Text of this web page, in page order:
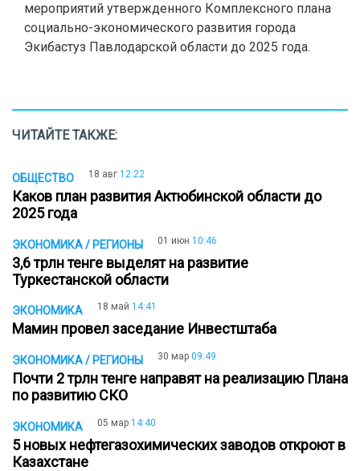
мероприятий утвержденного Комплексного плана
социально-экономического развития города
Экибастуз Павлодарской области до 2025 года.
ЧИТАЙТЕ ТАКЖЕ:
ОБЩЕСТВО 18 авг 12:22
Каков план развития Актюбинской области до
2025 года
ЭКОНОМИКА / РЕГИОНЫ 01 июн 10:46
3,6 трлн тенге выделят на развитие
Туркестанской области
ЭКОНОМИКА 18 май 14:41
Мамин провел заседание Инвестштаба
ЭКОНОМИКА / РЕГИОНЫ 30 мар 09:49
Почти 2 трлн тенге направят на реализацию Плана
по развитию СКО
ЭКОНОМИКА 05 мар 14:40
5 новых нефтегазохимических заводов откроют в
Казахстане